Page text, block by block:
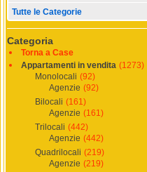
Tutte le Categorie
Categoria
Torna a Case
Appartamenti in vendita (1273)
Monolocali (92)
Agenzie (92)
Bilocali (161)
Agenzie (161)
Trilocali (442)
Agenzie (442)
Quadrilocali (219)
Agenzie (219)